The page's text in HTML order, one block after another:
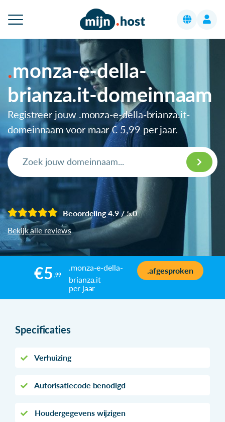
monza-e-della-
brianza.it-domeinnaam
Registreer jouw .monza-e-della-brianza.it-
domeinnaam voor maar€ 5,99 per jaar.
Beoordeling 4.9 / 5.0
Bekijk alle reviews
€5 ,99
.monza-e-della-
brianza.it
per jaar
.afgesproken
Specificaties
Verhuizing
Autorisatiecode benodigd
Houdergegevens wijzigen